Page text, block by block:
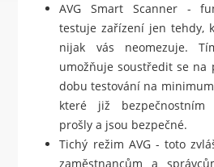
AVG Smart Scanner -
testuje zařízení jen tehdy,
nijak vás neomezuje.
umožňuje soustředit se na
dobu testování na
které již bezpečnostním
prošly a jsou bezpečné.
Tichý režim AVG - toto
zaměstnancům a